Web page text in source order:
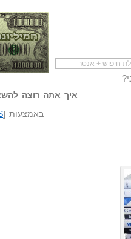
המיליונר שיווק שותפיםאיך אתה רוצה
באמצעות [